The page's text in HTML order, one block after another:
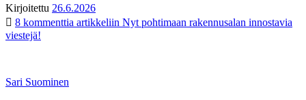
Kirjoitettu 26.6.2026
8 kommenttia artikkeliin Nyt pohtimaan rakennusalan innostavia
viestejä!
Sari Suominen